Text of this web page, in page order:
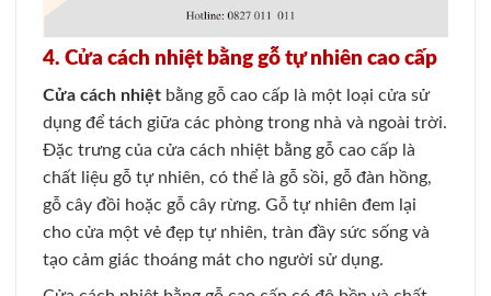
4. Cửa cách nhiệt bằng gỗ tự nhiên cao cấp
Cửa cách nhiệt bằng gỗ cao cấp là một loại cửa sử
dụng để tách giữa các phòng trong nhà và ngoài trời.
Đặc trưng của cửa cách nhiệt bằng gỗ cao cấp là
chất liệu gỗ tự nhiên, có thể là gỗ sồi, gỗ đàn hồng,
gỗ cây đồi hoặc gỗ cây rừng. Gỗ tự nhiên đem lại
cho cửa một vẻ đẹp tự nhiên, tràn đầy sức sống và
tạo cảm giác thoáng mát cho người sử dụng.